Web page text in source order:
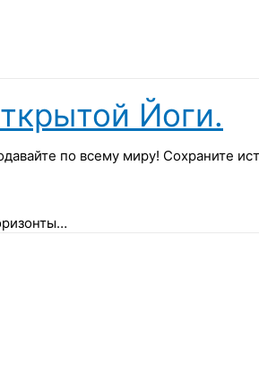
Йоги.
по всему миру! Сохраните